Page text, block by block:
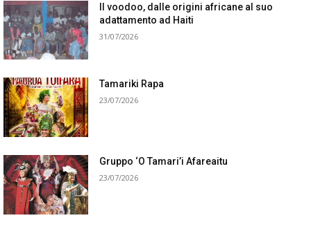
Il voodoo, dalle origini africane al suo
adattamento ad Haiti
31/07/2026
Tamariki Rapa
23/07/2026
Gruppo ‘O Tamari’i Afareaitu
23/07/2026